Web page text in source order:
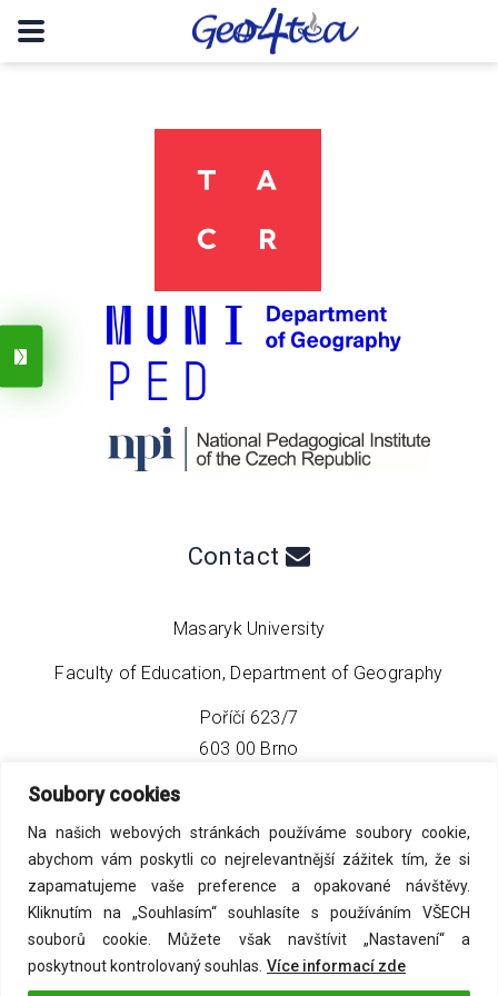
Soubory cookies
Na našich webových stránkách používáme soubory cookie,
abychom vám poskytli co nejrelevantnější zážitek tím, že si
zapamatujeme vaše preference a opakované návštěvy.
Kliknutím na „Souhlasím“ souhlasíte s používáním VŠECH
souborů cookie. Můžete však navštívit „Nastavení“ a
poskytnout kontrolovaný souhlas. Více informací zde
Contact
Masaryk University
Faculty of Education, Department of Geography
Poříčí 623/7
603 00 Brno
phone:
email:info@geo4tea.com